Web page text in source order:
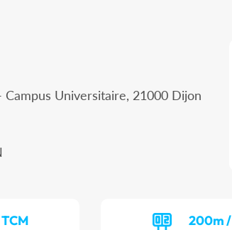
Universitaire, 21000 Dijon
200m /